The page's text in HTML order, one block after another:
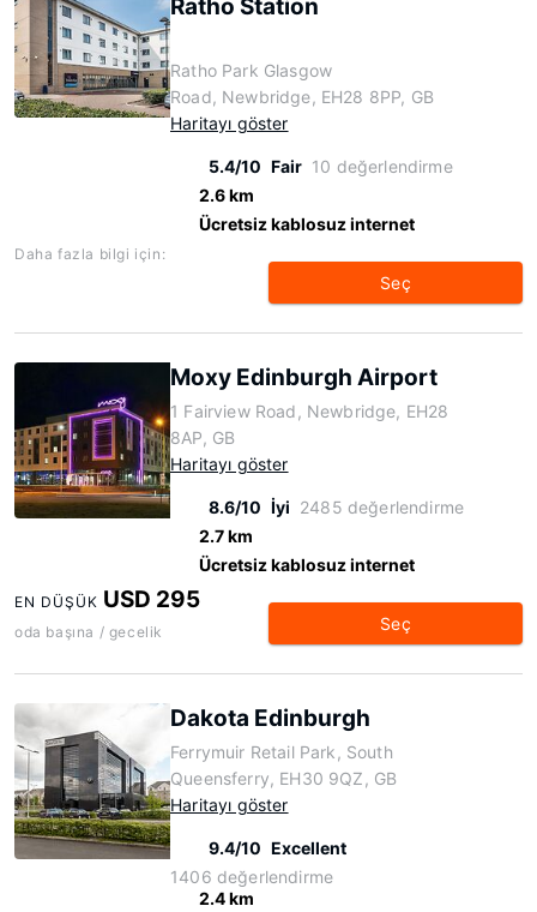
Ratho Station
Ratho Park Glasgow
Road, Newbridge, EH28 8PP, GB
Haritayı göster
5.4/10 Fair 10 değerlendirme
2.6 km
Ücretsiz kablosuz internet
Daha fazla bilgi için:
Seç
Moxy Edinburgh Airport
1 Fairview Road, Newbridge, EH28
8AP, GB
Haritayı göster
8.6/10 İyi 2485 değerlendirme
2.7 km
Ücretsiz kablosuz internet
EN DÜŞÜK USD 295
oda başına / gecelik Seç
Dakota Edinburgh
Ferrymuir Retail Park, South
Queensferry, EH30 9QZ, GB
Haritayı göster
9.4/10 Excellent
1406 değerlendirme
2.4 km